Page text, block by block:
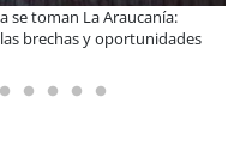
el Black Sale